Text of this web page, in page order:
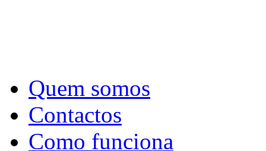
Quem somos
Contactos
Como funciona